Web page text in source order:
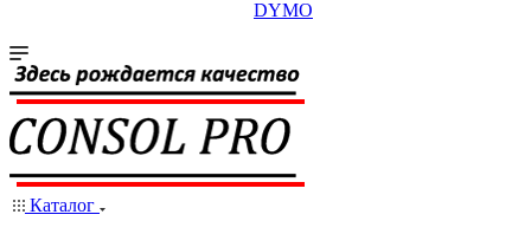
DYMO
Каталог